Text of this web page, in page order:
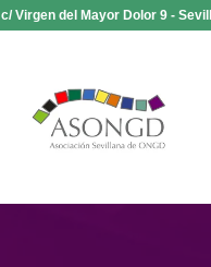
c/ Virgen del Mayor Dolor 9 -